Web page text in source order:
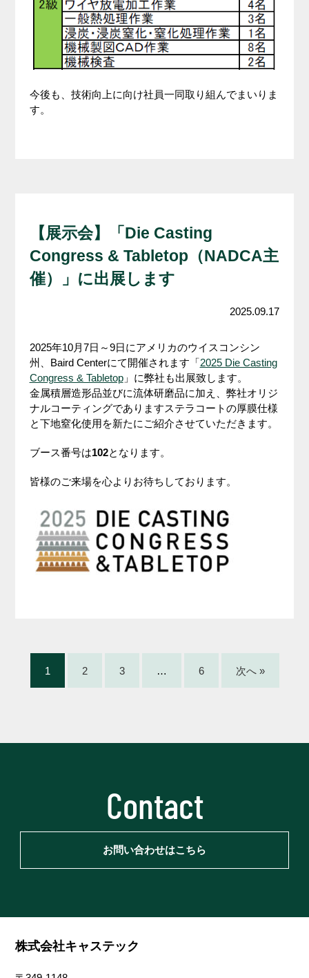
今後も、技術向上に向け社員一同取り組んでまいりま
す。
【展示会】「Die Casting
Congress & Tabletop（NADCA主
催）」に出展します
2025.09.17
2025年10月7日～9日にアメリカのウイスコンシン
州、Baird Centerにて開催されます「2025 Die Casting
Congress & Tabletop」に弊社も出展致します。
金属積層造形品並びに流体研磨品に加え、弊社オリジ
ナルコーティングでありますステラコートの厚膜仕様
と下地窒化使用を新たにご紹介させていただきます。
ブース番号は102となります。
皆様のご来場を心よりお待ちしております。
1 2 3 … 6 次へ »
Contact
お問い合わせはこちら
株式会社キャステック